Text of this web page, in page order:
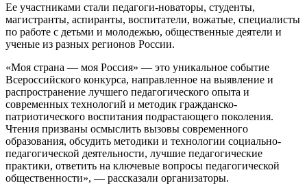
Ее участниками стали педагоги-новаторы, студенты,
магистранты, аспиранты, воспитатели, вожатые, специалисты
по работе с детьми и молодежью, общественные деятели и
ученые из разных регионов России.
«Моя страна — моя Россия» — это уникальное событие
Всероссийского конкурса, направленное на выявление и
распространение лучшего педагогического опыта и
современных технологий и методик гражданско-
патриотического воспитания подрастающего поколения.
Чтения призваны осмыслить вызовы современного
образования, обсудить методики и технологии социально-
педагогической деятельности, лучшие педагогические
практики, ответить на ключевые вопросы педагогической
общественности», — рассказали организаторы.